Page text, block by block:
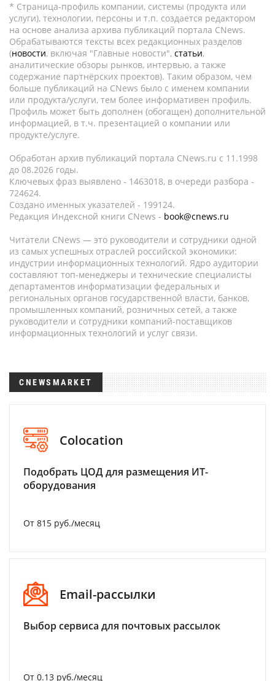
* Страница-профиль компании, системы (продукта или
услуги), технологии, персоны и т.п. создается редактором
на основе анализа архива публикаций портала CNews.
Обрабатываются тексты всех редакционных разделов
(новости, включая "Главные новости", статьи,
аналитические обзоры рынков, интервью, а также
содержание партнёрских проектов). Таким образом, чем
больше публикаций на CNews было с именем компании
или продукта/услуги, тем более информативен профиль.
Профиль может быть дополнен (обогащен) дополнительной
информацией, в т.ч. презентацией о компании или
продукте/услуге.
Обработан архив публикаций портала CNews.ru c 11.1998
до 08.2026 годы.
Ключевых фраз выявлено - 1463018, в очереди разбора -
724624.
Создано именных указателей - 199124.
Редакция Индексной книги CNews - book@cnews.ru
Читатели CNews — это руководители и сотрудники одной
из самых успешных отраслей российской экономики:
индустрии информационных технологий. Ядро аудитории
составляют топ-менеджеры и технические специалисты
департаментов информатизации федеральных и
региональных органов государственной власти, банков,
промышленных компаний, розничных сетей, а также
руководители и сотрудники компаний-поставщиков
информационных технологий и услуг связи.
CNEWSMARKET
Colocation
Подобрать ЦОД для размещения ИТ-
оборудования
От 815 руб./месяц
Email-рассылки
Выбор сервиса для почтовых рассылок
От 0.13 руб./месяц